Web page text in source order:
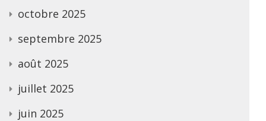
octobre 2025
septembre 2025
août 2025
juillet 2025
juin 2025